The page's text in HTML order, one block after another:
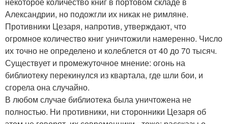
Александрии, но подожгли их никак не римляне.
Противники Цезаря, напротив, утверждают, что
огромное количество книг уничтожили намеренно. Число
их точно не определено и колеблется от 40 до 70 тысяч.
Существует и промежуточное мнение: огонь на
библиотеку перекинулся из квартала, где шли бои, и
сгорела она случайно.
В любом случае библиотека была уничтожена не
полностью. Ни противники, ни сторонники Цезаря об